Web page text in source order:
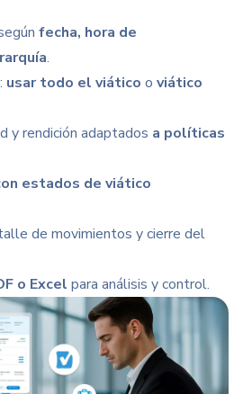
fecha, hora de
.
usar todo el viático o viático
y rendición adaptados a políticas
estados de viático
de movimientos y cierre del
o Excel para análisis y control.